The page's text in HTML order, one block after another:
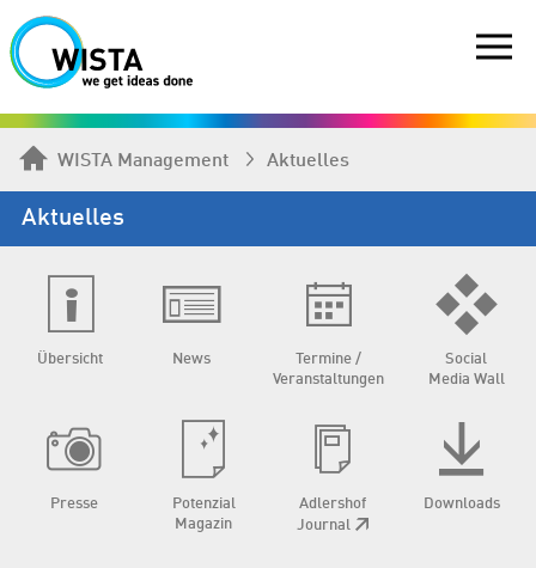
WISTA Management Aktuelles
Aktuelles
Übersicht News
Termine /
Veranstaltungen
Social
Media Wall
Presse
Potenzial
Magazin
Adlershof
Journal
Downloads